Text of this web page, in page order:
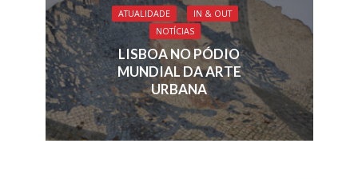
ATUALIDADE
IN & OUT
NOTÍCIAS
LISBOA NO PÓDIO
MUNDIAL DA ARTE
URBANA